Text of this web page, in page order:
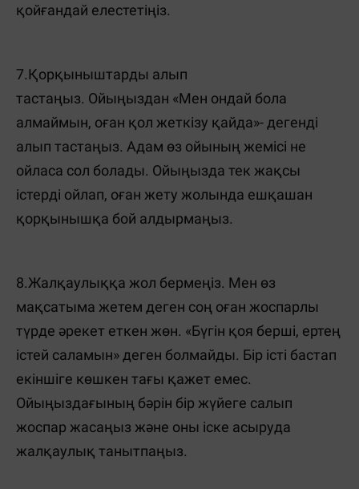
қойғандай елестетіңіз.
7.Қорқыныштарды алып
тастаңыз. Ойыңыздан «Мен ондай бола
алмаймын, оған қол жеткізу қайда»- дегенді
алып тастаңыз. Адам өз ойының жемісі не
ойласа сол болады. Ойыңызда тек жақсы
істерді ойлап, оған жету жолында ешқашан
қорқынышқа бой алдырмаңыз.
8.Жалқаулыққа жол бермеңіз. Мен өз
мақсатыма жетем деген соң оған жоспарлы
түрде әрекет еткен жөн. «Бүгін қоя берші, ертең
істей саламын» деген болмайды. Бір істі бастап
екіншіге көшкен тағы қажет емес.
Ойыңыздағының бәрін бір жүйеге салып
жоспар жасаңыз және оны іске асыруда
жалқаулық танытпаңыз.